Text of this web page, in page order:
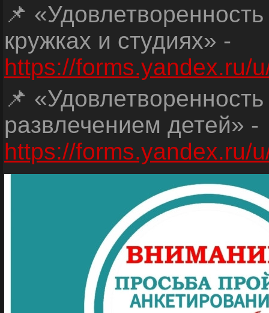
📌
кружках и студиях» -
https://forms.yandex.ru/
📌
развлечением детей» -
https://forms.yandex.ru/